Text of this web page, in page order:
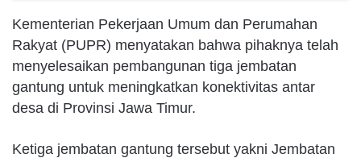
Kementerian Pekerjaan Umum dan Perumahan
Rakyat (PUPR) menyatakan bahwa pihaknya telah
menyelesaikan pembangunan tiga jembatan
gantung untuk meningkatkan konektivitas antar
desa di Provinsi Jawa Timur.
Ketiga jembatan gantung tersebut yakni Jembatan